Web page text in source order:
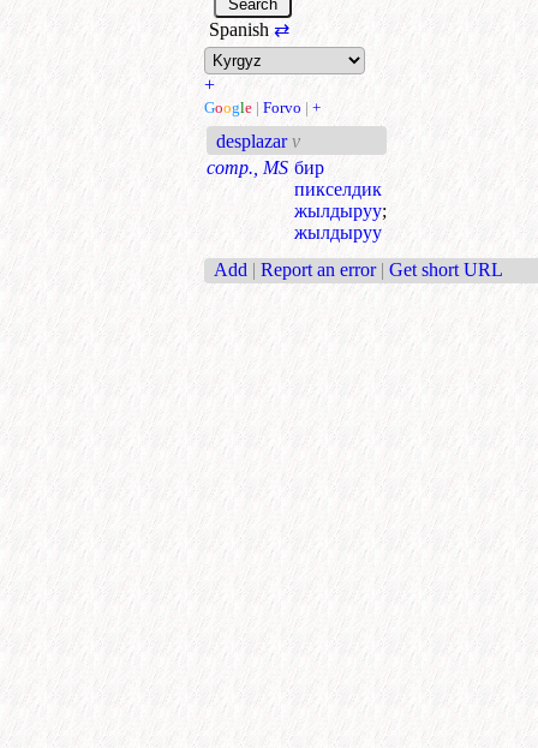
Spanish ⇄
+
Google | Forvo | +
desplazar v
comp., MS бир
пикселдик
жылдыруу;
жылдыруу
Add | Report an error | Get short URL